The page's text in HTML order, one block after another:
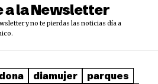
a la Newsletter
y no te pierdas las noticias día a
dona diamujer
parques